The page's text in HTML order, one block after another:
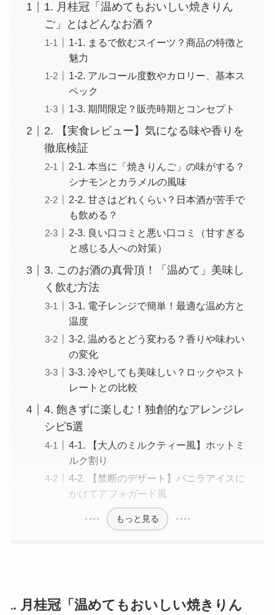
1. 月桂冠「温めてもおいしい焼きりん
ご」とはどんなお酒？
1-1. まるで飲むスイーツ？商品の特徴と
魅力
1-2. アルコール度数やカロリー、基本ス
ペック
1-3. 期間限定？販売時期とコンセプト
2. 【実食レビュー】気になる味や香りを
徹底検証
2-1. 本当に「焼きりんご」の味がする？
シナモンとカラメルの風味
2-2. 甘さはどれくらい？日本酒が苦手で
も飲める？
2-3. 良い口コミと悪い口コミ（甘すぎる
と感じる人への対策）
3. このお酒の真骨頂！「温めて」美味し
く飲む方法
3-1. 電子レンジで簡単！最適な温め方と
温度
3-2. 温めるとどう変わる？香りや味わい
の変化
3-3. 冷やしても美味しい？ロックやスト
レートとの比較
4. 飽きずに楽しむ！独創的なアレンジレ
シピ5選
4-1. 【大人のミルクティー風】ホットミ
ルク割り
4-2. 【禁断のデザート】バニラアイスに
かけてアフォガード風
もっと見る
1. 月桂冠「温めてもおいしい焼きりん